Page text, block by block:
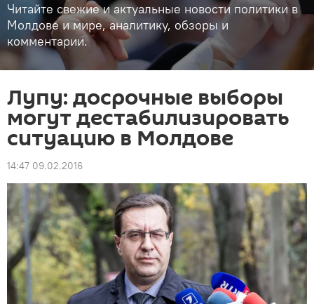
Читайте свежие и актуальные новости политики в
Молдове и мире, аналитику, обзоры и
комментарии.
Лупу: досрочные выборы
могут дестабилизировать
ситуацию в Молдове
14:47 09.02.2016